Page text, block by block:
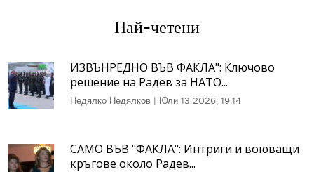
Най-четени
ИЗВЪНРЕДНО ВЪВ ФАКЛА": Ключово
решение на Радев за НАТО...
Недялко Недялков | Юли 13 2026, 19:14
САМО ВЪВ "ФАКЛА": Интриги и воюващи
кръгове около Радев...